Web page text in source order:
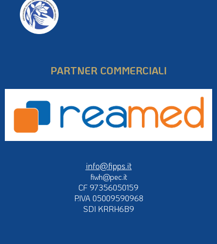
PARTNER COMMERCIALI
info@fipps.it
fiwh@pec.it
CF 97356050159
P.IVA 05009590968
SDI KRRH6B9